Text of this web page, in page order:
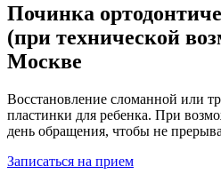
Починка
(при технической
Москве
Восстановление сломанной или
пластинки для ребенка. При
день обращения, чтобы не
Записаться на прием